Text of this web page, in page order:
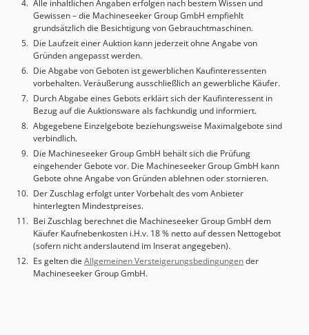
Verbrauchsmaterialien, die für EOS-Systeme getestet und
optimiert wurden. • End-to-End-Support: Von Transport bis
hin zu maßgeschneiderten Wartungsplänen – wir
kümmern uns um jedes Detail. Vertrauen Sie IM3D dabei,
Ihnen zu helfen, Ihre Fähigkeiten in der additiven
Fertigung von Metallen zu erweitern. Kontaktieren Sie uns
für weitere Informationen oder Anfragen!
Alle inhaltlichen Angaben erfolgen nach bestem Wissen und
Gewissen – die Machineseeker Group GmbH empfiehlt
grundsätzlich die Besichtigung von Gebrauchtmaschinen.
Die Laufzeit einer Auktion kann jederzeit ohne Angabe von
Gründen angepasst werden.
Die Abgabe von Geboten ist gewerblichen Kaufinteressenten
vorbehalten. Veräußerung ausschließlich an gewerbliche Käufer.
Durch Abgabe eines Gebots erklärt sich der Kaufinteressent in
Bezug auf die Auktionsware als fachkundig und informiert.
Abgegebene Einzelgebote beziehungsweise Maximalgebote sind
verbindlich.
Die Machineseeker Group GmbH behält sich die Prüfung
eingehender Gebote vor. Die Machineseeker Group GmbH kann
Gebote ohne Angabe von Gründen ablehnen oder stornieren.
Der Zuschlag erfolgt unter Vorbehalt des vom Anbieter
hinterlegten Mindestpreises.
Bei Zuschlag berechnet die Machineseeker Group GmbH dem
Käufer Kaufnebenkosten i.H.v. 18 % netto auf dessen Nettogebot
(sofern nicht anderslautend im Inserat angegeben).
Es gelten die Allgemeinen Versteigerungsbedingungender
Machineseeker Group GmbH.